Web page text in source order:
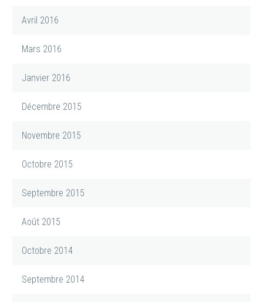
Avril 2016
Mars 2016
Janvier 2016
Décembre 2015
Novembre 2015
Octobre 2015
Septembre 2015
Août 2015
Octobre 2014
Septembre 2014